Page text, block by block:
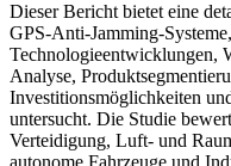
Dieser Bericht bietet eine
GPS-Anti-Jamming-
Technologieentwicklungen,
Analyse,
Investitionsmöglichkeiten
untersucht. Die Studie
Verteidigung, Luft- und
autonome Fahrzeuge und